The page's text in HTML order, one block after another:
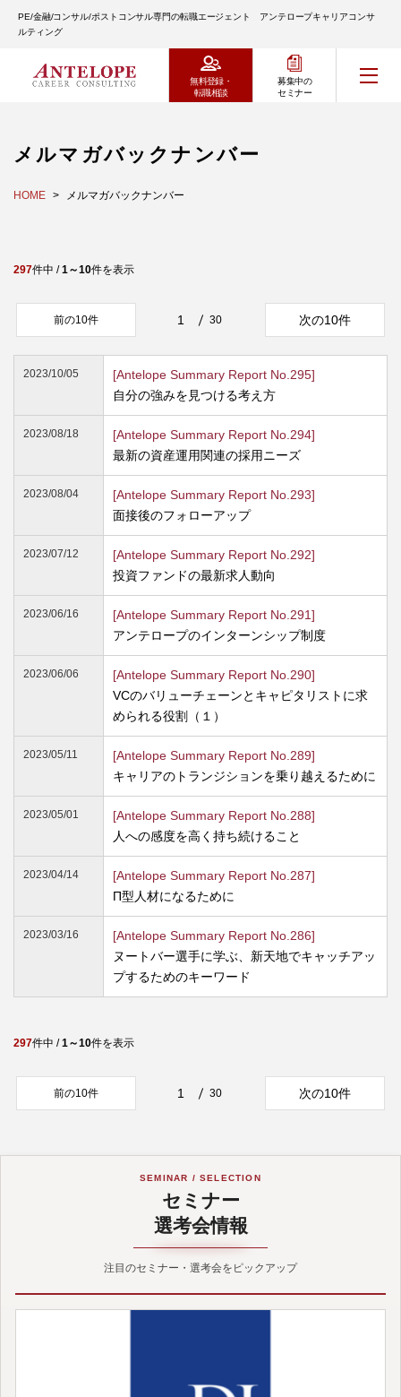
PE/金融/コンサル/ポストコンサル専門の転職エージェント アンテロープキャリアコンサ
ルティング
無料登録・
転職相談
募集中の
セミナー
メルマガバックナンバー
HOME メルマガバックナンバー
297件中 /1～10件を表示
前の10件 1 30 次の10件
2023/10/05
[Antelope Summary Report No.295]
自分の強みを見つける考え方
2023/08/18
[Antelope Summary Report No.294]
最新の資産運用関連の採用ニーズ
2023/08/04
[Antelope Summary Report No.293]
面接後のフォローアップ
2023/07/12
[Antelope Summary Report No.292]
投資ファンドの最新求人動向
2023/06/16
[Antelope Summary Report No.291]
アンテロープのインターンシップ制度
2023/06/06
[Antelope Summary Report No.290]
VCのバリューチェーンとキャピタリストに求
められる役割（１）
2023/05/11
[Antelope Summary Report No.289]
キャリアのトランジションを乗り越えるために
2023/05/01
[Antelope Summary Report No.288]
人への感度を高く持ち続けること
2023/04/14
[Antelope Summary Report No.287]
Π型人材になるために
2023/03/16
[Antelope Summary Report No.286]
ヌートバー選手に学ぶ、新天地でキャッチアッ
プするためのキーワード
297件中 /1～10件を表示
前の10件 1 30 次の10件
SEMINAR / SELECTION
セミナー
選考会情報
注目のセミナー・選考会をピックアップ